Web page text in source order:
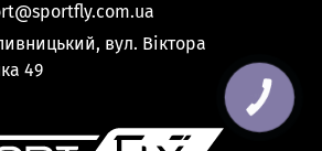
вул. Віктора
49
КНОПКА
ЗВ'ЯЗКУ